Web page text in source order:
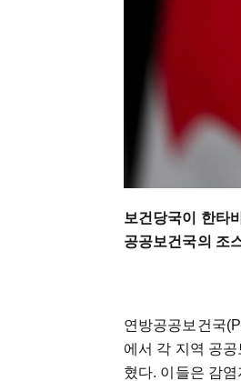
보건당국이 한타
공공보건국의 조
연방공공보건국
에서 각 지역 공
혔다. 이들은 감